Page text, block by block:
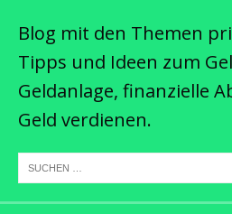
Blog mit den Themen
Tipps und Ideen zum
Geldanlage, finanzielle
Geld verdienen.